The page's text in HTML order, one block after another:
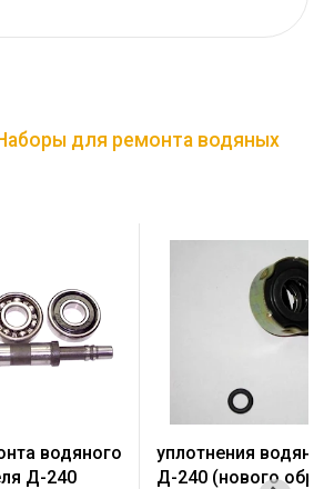
для ремонта водяных
насоса
915 Уплотнения
Насоса